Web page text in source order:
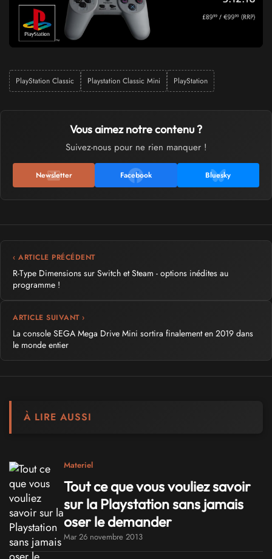
PlayStation Classic Playstation Classic Mini PlayStation
Vous aimez notre contenu ?
Suivez-nous pour ne rien manquer !
Newsletter Facebook Bluesky
‹ ARTICLE PRÉCÉDENT
R-Type Dimensions sur Switch et Steam - options inédites au
programme !
ARTICLE SUIVANT ›
La console SEGA Mega Drive Mini sortira finalement en 2019 dans
le monde entier
À LIRE AUSSI
Materiel
Tout ce que vous vouliez savoir
sur la Playstation sans jamais
oser le demander
Mar 26 novembre 2013